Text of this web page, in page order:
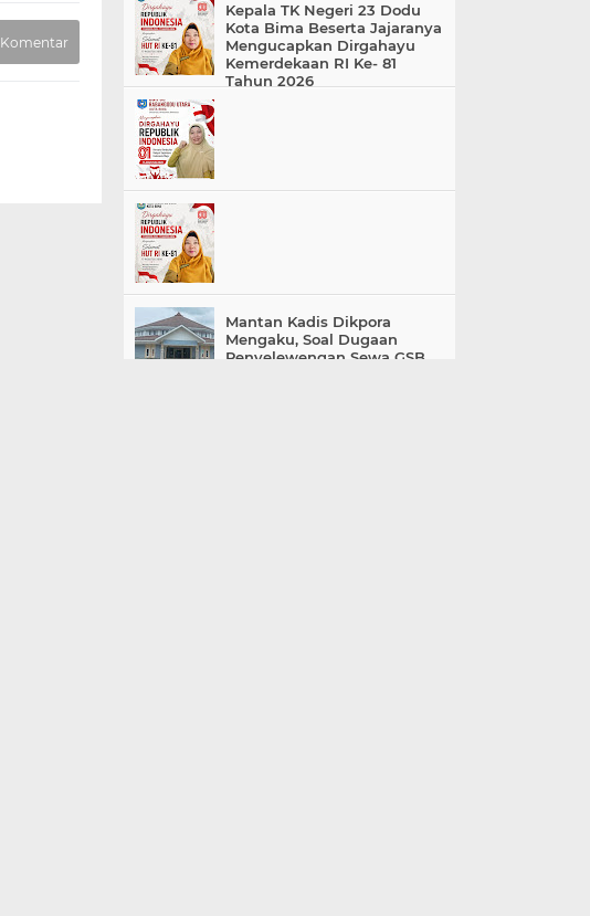
Komentar
Kepala TK Negeri 23 Dodu
Kota Bima Beserta Jajaranya
Mengucapkan Dirgahayu
Kemerdekaan RI Ke- 81
Tahun 2026
Mantan Kadis Dikpora
Mengaku, Soal Dugaan
Penyelewengan Sewa GSB